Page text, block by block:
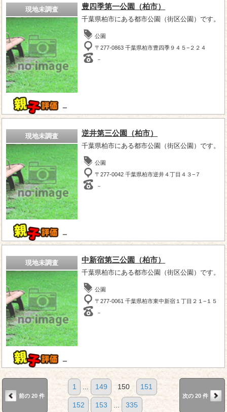
現地未調査
－
豊四季第一公園（柏市）
千葉県柏市にある都市公園（街区公園）です。
公園
〒277-0863 千葉県柏市豊四季９４５−２２４
－
現地未調査
－
逆井第三公園（柏市）
千葉県柏市にある都市公園（街区公園）です。
公園
〒277-0042 千葉県柏市逆井４丁目４３−７
－
現地未調査
－
中新宿第三公園（柏市）
千葉県柏市にある都市公園（街区公園）です。
公園
〒277-0061 千葉県柏市東中新宿１丁目２１−１５
－
前の 20 件
1 149 150 151
152 153 335
次の 20 件